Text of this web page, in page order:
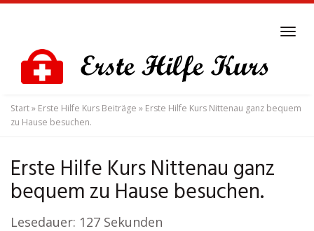
content
Start» Erste Hilfe Kurs Beiträge » Erste Hilfe Kurs Nittenau ganz bequem
zu Hause besuchen.
Erste Hilfe Kurs Nittenau ganz
bequem zu Hause besuchen.
Lesedauer: 127 Sekunden